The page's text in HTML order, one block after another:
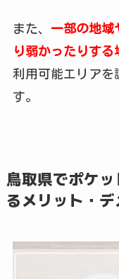
また、 一部の地域
り弱かったりする
利用可能エリアを
す。
鳥取県でポケ
るメリット・